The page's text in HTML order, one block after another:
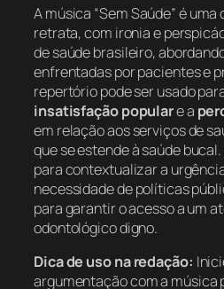
A música “Sem Saúde” é
retrata, com ironia e
de saúde brasileiro,
enfrentadas por pacientes e
repertório pode ser usado
insatisfação populare a
em relação aos serviços de
que se estende à saúde
para contextualizar a
necessidade de políticas
para garantir o acesso a um
odontológico digno.
Dica de uso na redação:
argumentação com a música